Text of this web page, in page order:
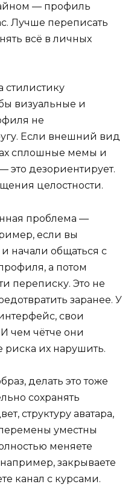
— профиль
Лучше переписать
всё в личных
стилистику
визуальные и
не
Если внешний вид
сплошные мемы и
это дезориентирует.
целостности.
проблема —
если вы
начали общаться с
а потом
переписку. Это не
заранее. У
свои
чем чётче они
их нарушить.
делать это тоже
сохранять
структуру аватара,
уместны
меняете
закрываете
канал с курсами.